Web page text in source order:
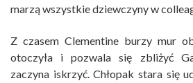
marzą wszystkie dziewczyny w
Z czasem Clementine burzy mur
otoczyła i pozwala się zbliżyć
zaczyna iskrzyć. Chłopak stara się